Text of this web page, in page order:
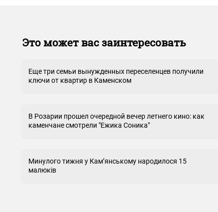
Это может вас заинтересовать
Еще три семьи вынужденных переселенцев получили
ключи от квартир в Каменском
В Розарии прошел очередной вечер летнего кино: как
каменчане смотрели "Ежика Соника"
Минулого тижня у Кам’янському народилося 15
малюків